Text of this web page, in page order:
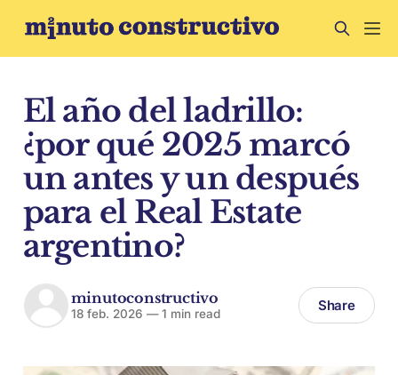
El año del ladrillo:
¿por qué 2025 marcó
un antes y un después
para el Real Estate
argentino?
minutoconstructivo
18 feb. 2026 —1 min read Share